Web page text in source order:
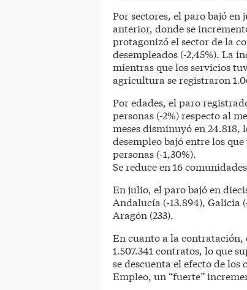
Por sectores, el paro bajó
anterior, donde se
protagonizó el sector de la
desempleados (-2,45%). La
mientras que los servicios
agricultura se registraron
Por edades, el paro
personas (-2%) respecto al
meses disminuyó en
desempleo bajó entre los
personas (-1,30%).
Se reduce en 16 comunidades
En julio, el paro bajó en
Andalucía (-13.894), Galicia
Aragón (233).
En cuanto a la
1.507.341 contratos, lo que
se descuenta el efecto de los
Empleo, un “fuerte”